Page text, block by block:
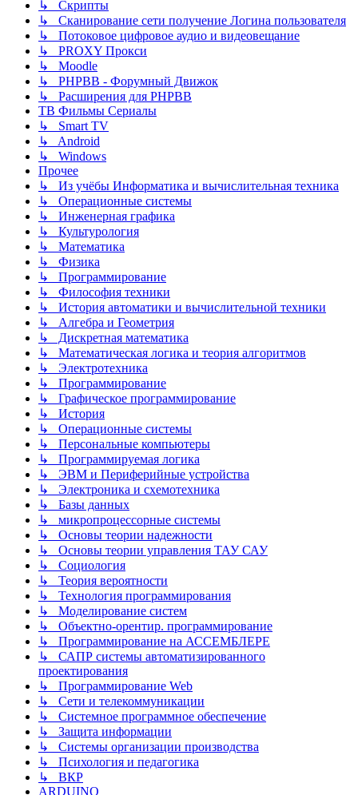
↳ Скрипты
↳ Сканирование сети получение Логина пользователя
↳ Потоковое цифровое аудио и видеовещание
↳ PROXY Прокси
↳ Moodle
↳ PHPBB - Форумный Движок
↳ Расширения для PHPBB
ТВ Фильмы Сериалы
↳ Smart TV
↳ Android
↳ Windows
Прочее
↳ Из учёбы Информатика и вычислительная техника
↳ Операционные системы
↳ Инженерная графика
↳ Культурология
↳ Математика
↳ Физика
↳ Программирование
↳ Философия техники
↳ История автоматики и вычислительной техники
↳ Алгебра и Геометрия
↳ Дискретная математика
↳ Математическая логика и теория алгоритмов
↳ Электротехника
↳ Программирование
↳ Графическое программирование
↳ История
↳ Операционные системы
↳ Персональные компьютеры
↳ Программируемая логика
↳ ЭВМ и Периферийные устройства
↳ Электроника и схемотехника
↳ Базы данных
↳ микропроцессорные системы
↳ Основы теории надежности
↳ Основы теории управления ТАУ САУ
↳ Социология
↳ Теория вероятности
↳ Технология программирования
↳ Моделирование систем
↳ Объектно-орентир. программирование
↳ Программирование на АССЕМБЛЕРЕ
↳ САПР системы автоматизированного
проектирования
↳ Программирование Web
↳ Сети и телекоммуникации
↳ Системное программное обеспечение
↳ Защита информации
↳ Системы организации производства
↳ Психология и педагогика
↳ ВКР
ARDUINO